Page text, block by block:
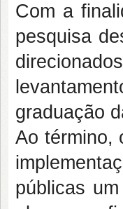
Com a
pesquisa
graduação
Ao término,
públicas